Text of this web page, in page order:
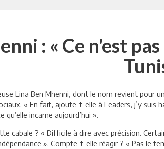
: « Ce n'est
Lina Ben Mhenni, dont le nom revient
« En fait, ajoute-t-elle à Leaders, j’y suis
incarne aujourd’hui ».
cabale ? « Difficile à dire avec précision.
». Compte-t-elle réagir ? « Pas le